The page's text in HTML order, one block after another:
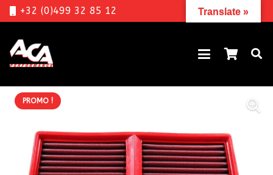
+32 (0)499 32 85 12
PROMO !
Translate »